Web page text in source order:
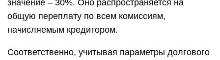
значение – 30%. Оно распространяется на
общую переплату по всем комиссиям,
начисляемым кредитором.
Соответственно, учитывая параметры долгового